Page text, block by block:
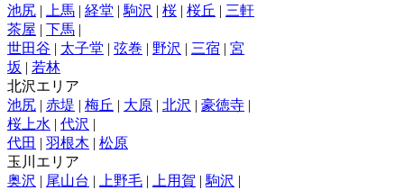
池尻 | 上馬 | 経堂 | 駒沢 | 桜 | 桜丘 | 三軒
茶屋 | 下馬 |
世田谷 | 太子堂 | 弦巻 | 野沢 | 三宿 | 宮
坂 | 若林
北沢エリア
池尻 | 赤堤 | 梅丘 | 大原 | 北沢 | 豪徳寺 |
桜上水 | 代沢 |
代田 | 羽根木 | 松原
玉川エリア
奥沢 | 尾山台 | 上野毛 | 上用賀 | 駒沢 |